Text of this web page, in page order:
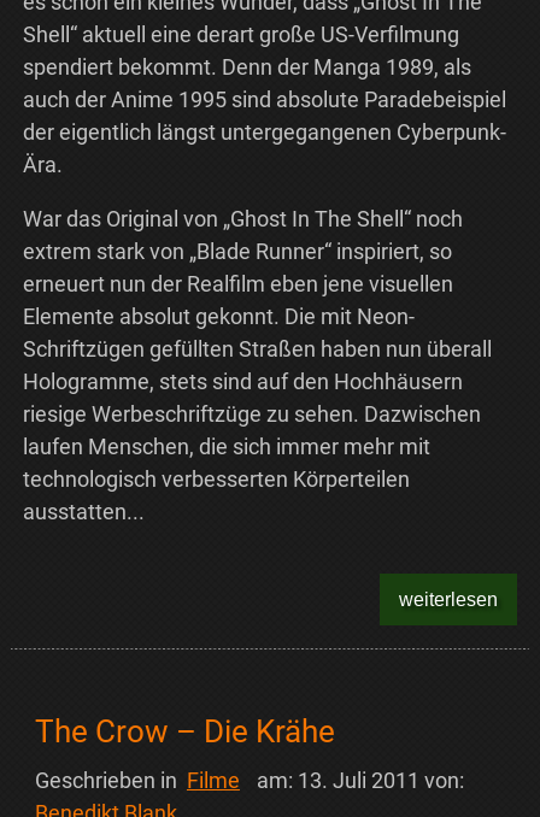
Shell“ aktuell eine derart große US-Verfilmung
spendiert bekommt. Denn der Manga 1989, als
auch der Anime 1995 sind absolute Paradebeispiel
der eigentlich längst untergegangenen Cyberpunk-
Ära.
War das Original von „Ghost In The Shell“ noch
extrem stark von „Blade Runner“ inspiriert, so
erneuert nun der Realfilm eben jene visuellen
Elemente absolut gekonnt. Die mit Neon-
Schriftzügen gefüllten Straßen haben nun überall
Hologramme, stets sind auf den Hochhäusern
riesige Werbeschriftzüge zu sehen. Dazwischen
laufen Menschen, die sich immer mehr mit
technologisch verbesserten Körperteilen
ausstatten...
weiterlesen
The Crow – Die Krähe
Geschrieben in Filme am: 13. Juli 2011 von: